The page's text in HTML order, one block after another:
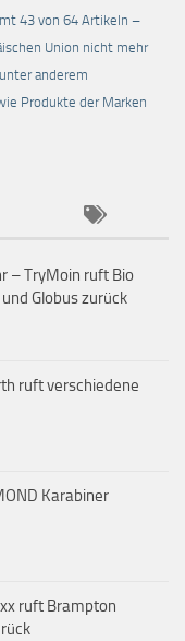
43 von 64 Artikeln –
Union nicht mehr
anderem
Produkte der Marken
– TryMoin ruft Bio
Globus zurück
ruft verschiedene
Karabiner
ruft Brampton